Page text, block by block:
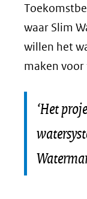
waar Slim
willen het
maken
‘Het